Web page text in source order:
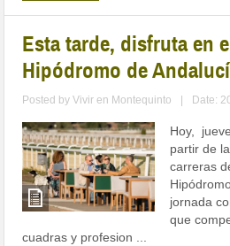
Esta tarde, disfruta en
Hipódromo de
Posted byVivir en Montequinto Date:
Hoy,
partir de
carreras
jornada
que
cuadras y profesion ...